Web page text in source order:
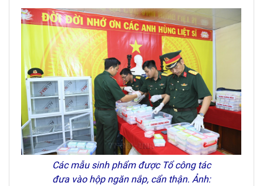
Các mẫu sinh phẩm được Tổ công tác
đưa vào hộp ngăn nắp, cẩn thận. Ảnh: